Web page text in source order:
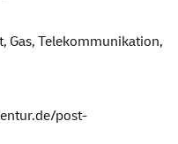
Gas, Telekommunikation,
post-